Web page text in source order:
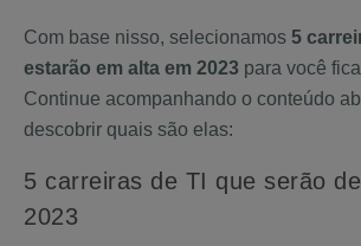
Com base nisso, selecionamos 5
estarão em alta em 2023 para você
Continue acompanhando o conteúdo
descobrir quais são elas:
5 carreiras de TI que serão
2023